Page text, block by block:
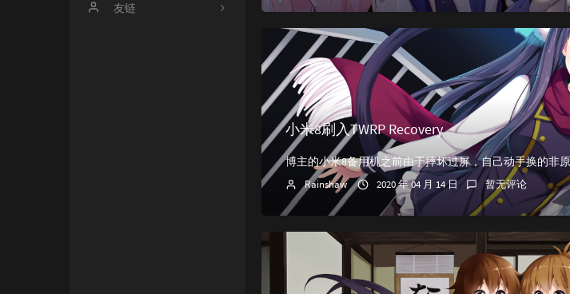
归档栏
友链
小米8刷入TWRP Recovery
Rainshaw 2020 年 04 月 14 日 暂无评论